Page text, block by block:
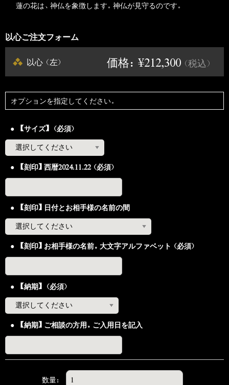
蓮の花は、神仏を象徴します。神仏が見守るのです。
以心ご注文フォーム
以心（左） 価格：¥212,300 （税込）
オプションを指定してください。
【サイズ】（必須）
【刻印】西暦2024.11.22（必須）
【刻印】日付とお相手様の名前の間
【刻印】お相手様の名前。大文字アルファベット（必須）
【納期】（必須）
【納期】ご相談の方用。ご入用日を記入
数量：